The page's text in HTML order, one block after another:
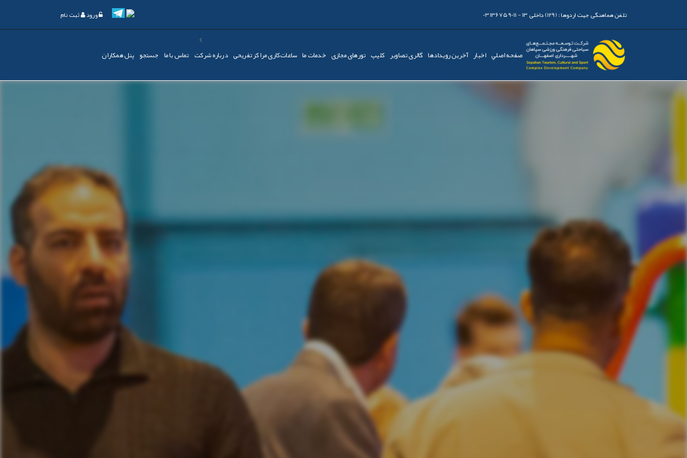
تلفن هماهنگی جهت اردوها :(129) داخلی 13 - 03136759011 ورود ثبت نام
صفحه اصلي اخبار آخرین رویدادها گالری تصاویر کليپ تورهای مجازی خدمات ما ساعات‌کاری مراکز تفریحی درباره شرکت تماس با ما جستجو پنل همکاران